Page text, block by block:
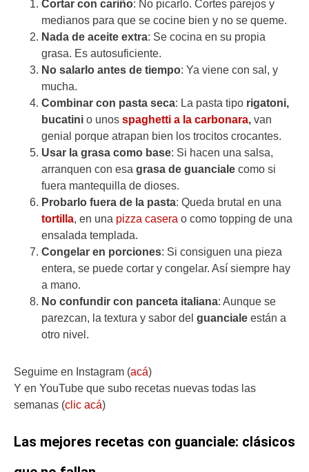
Cortar con cariño: No picarlo. Cortes parejos y
medianos para que se cocine bien y no se queme.
Nada de aceite extra: Se cocina en su propia
grasa. Es autosuficiente.
No salarlo antes de tiempo: Ya viene con sal, y
mucha.
Combinar con pasta seca: La pasta tipo rigatoni,
bucatini o unos spaghetti a la carbonara, van
genial porque atrapan bien los trocitos crocantes.
Usar la grasa como base: Si hacen una salsa,
arranquen con esa grasa de guanciale como si
fuera mantequilla de dioses.
Probarlo fuera de la pasta: Queda brutal en una
tortilla, en una pizza casera o como topping de una
ensalada templada.
Congelar en porciones: Si consiguen una pieza
entera, se puede cortar y congelar. Así siempre hay
a mano.
No confundir con panceta italiana: Aunque se
parezcan, la textura y sabor del guanciale están a
otro nivel.
Seguime en Instagram (acá)
Y en YouTube que subo recetas nuevas todas las
semanas (clic acá)
Las mejores recetas con guanciale: clásicos